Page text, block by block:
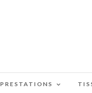
PRESTATIONS